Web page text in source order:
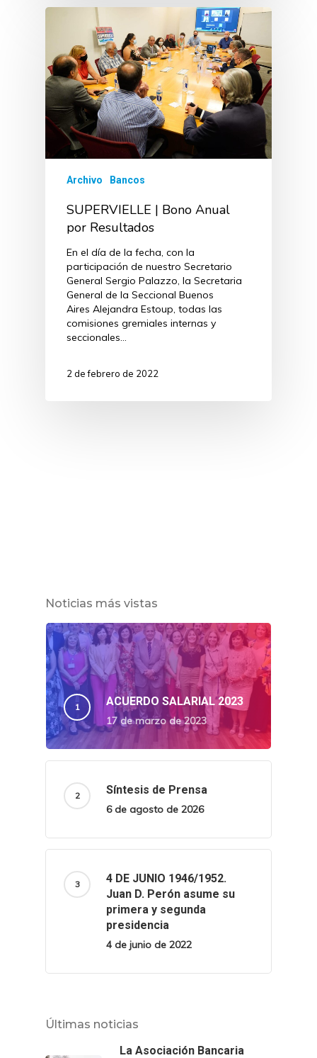
Archivo Bancos
SUPERVIELLE | Bono Anual
por Resultados
En el día de la fecha, con la
participación de nuestro Secretario
General Sergio Palazzo, la Secretaria
General de la Seccional Buenos
Aires Alejandra Estoup, todas las
comisiones gremiales internas y
seccionales…
2 de febrero de 2022
Noticias más vistas
ACUERDO SALARIAL 2023
17 de marzo de 2023
Síntesis de Prensa
6 de agosto de 2026
4 DE JUNIO 1946/1952.
Juan D. Perón asume su
primera y segunda
presidencia
4 de junio de 2022
Últimas noticias
La Asociación Bancaria